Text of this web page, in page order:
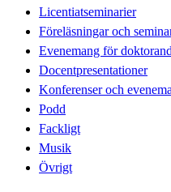
Licentiatseminarier
Föreläsningar och
Evenemang för
Docentpresentationer
Konferenser och
Podd
Fackligt
Musik
Övrigt